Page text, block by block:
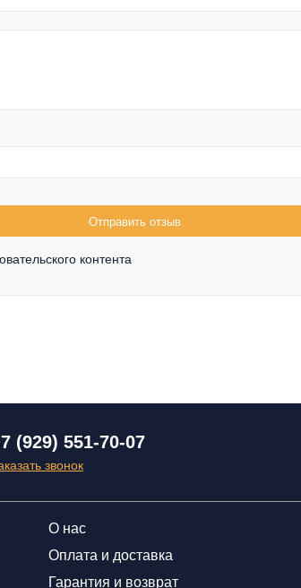
Отправить отзыв
контента
(929) 551-70-07
звонок
О нас
Оплата и доставка
Гарантия и возврат